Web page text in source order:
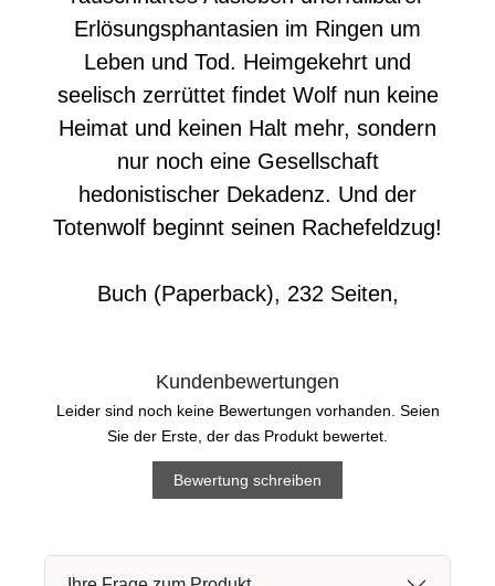
Erlösungsphantasien im Ringen um
Leben und Tod. Heimgekehrt und
seelisch zerrüttet findet Wolf nun keine
Heimat und keinen Halt mehr, sondern
nur noch eine Gesellschaft
hedonistischer Dekadenz. Und der
Totenwolf beginnt seinen Rachefeldzug!
Buch (Paperback), 232 Seiten,
Kundenbewertungen
Leider sind noch keine Bewertungen vorhanden. Seien
Sie der Erste, der das Produkt bewertet.
Bewertung schreiben